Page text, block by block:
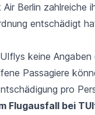
Berlin zahlreiche
entschädigt
keine
Passagiere
pro
Flugausfall bei